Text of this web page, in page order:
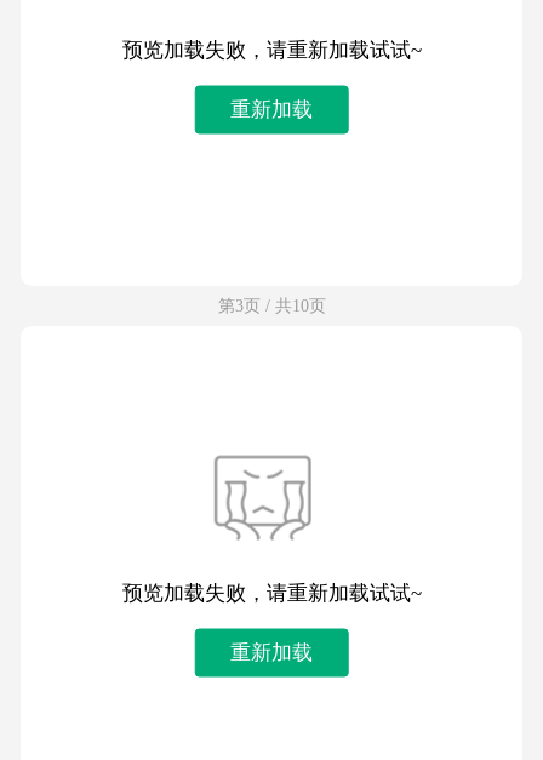
预览加载失败，请重新加载试试~
重新加载
第3页 / 共10页
预览加载失败，请重新加载试试~
重新加载